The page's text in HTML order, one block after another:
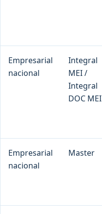
Empresarial
nacional
Integral
MEI /
Integral
DOC MEI
Empresarial
nacional
Master